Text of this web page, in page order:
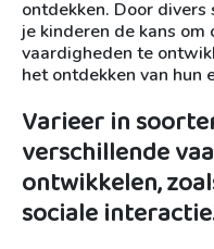
ontdekken. Door
je kinderen de kans
vaardigheden te
het ontdekken van hun
Varieer in
verschillende
ontwikkelen,
sociale